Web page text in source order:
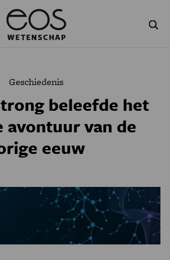
GESCHIEDENIS
AGENDA
Geschiedenis
beleefde het
avontuur van de
eeuw